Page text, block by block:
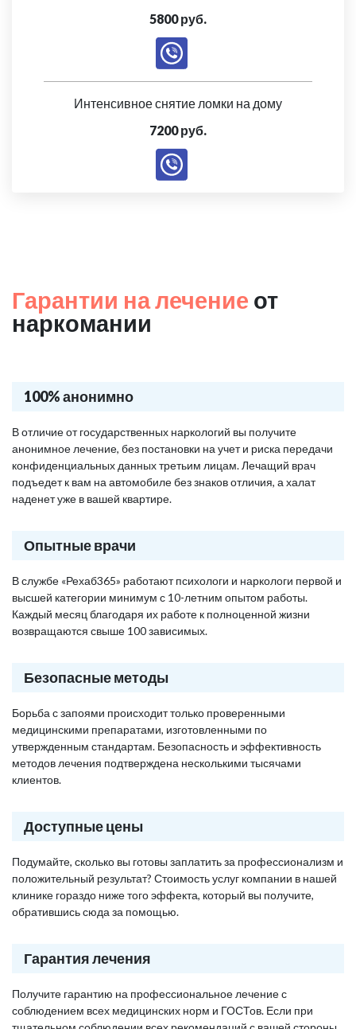
5800 руб.
Интенсивное снятие ломки на дому
7200 руб.
Гарантии на лечение от
наркомании
100% анонимно
В отличие от государственных наркологий вы получите
анонимное лечение, без постановки на учет и риска передачи
конфиденциальных данных третьим лицам. Лечащий врач
подъедет к вам на автомобиле без знаков отличия, а халат
наденет уже в вашей квартире.
Опытные врачи
В службе «Рехаб365» работают психологи и наркологи первой и
высшей категории минимум с 10-летним опытом работы.
Каждый месяц благодаря их работе к полноценной жизни
возвращаются свыше 100 зависимых.
Безопасные методы
Борьба с запоями происходит только проверенными
медицинскими препаратами, изготовленными по
утвержденным стандартам. Безопасность и эффективность
методов лечения подтверждена несколькими тысячами
клиентов.
Доступные цены
Подумайте, сколько вы готовы заплатить за профессионализм и
положительный результат? Стоимость услуг компании в нашей
клинике гораздо ниже того эффекта, который вы получите,
обратившись сюда за помощью.
Гарантия лечения
Получите гарантию на профессиональное лечение с
соблюдением всех медицинских норм и ГОСТов. Если при